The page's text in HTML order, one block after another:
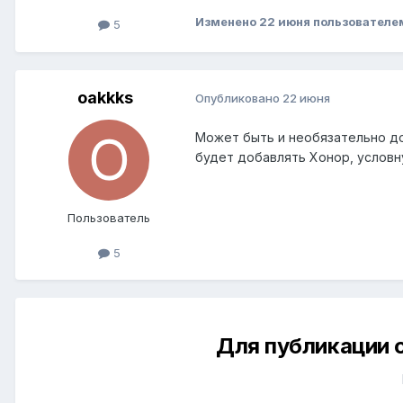
5 Изменено 22 июня
oakkks
Пользователь
5
Опубликовано 22 июня
Может быть и необязательно
будет добавлять Хонор,
Для публикации